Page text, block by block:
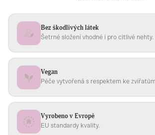
Bez škodlivých látek
Šetrné složení vhodné i pro citlivé nehty.
Vegan
Péče vytvořená s respektem ke
Vyrobeno v Evropě
EU standardy kvality.